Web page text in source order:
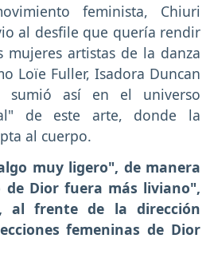
feminista, Chiuri
al desfile que quería rendir
mujeres artistas de la danza
Loïe Fuller, Isadora Duncan
sumió así en el universo
de este arte, donde la
al cuerpo.
muy ligero", de manera
de Dior fuera más liviano",
al frente de la dirección
femeninas de Dior